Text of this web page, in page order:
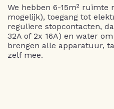
We hebben 6-15m² ruimte
mogelijk), toegang tot
reguliere stopcontacten,
32A of 2x 16A) en water
brengen alle apparatuur,
zelf mee.